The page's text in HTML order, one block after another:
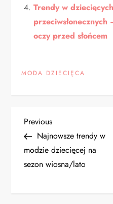
Trendy w
oczy przed słońcem
MODA DZIECIĘCA
N
a
w
Previous
Post
Previous
Najnowsze trendy w
modzie dziecięcej na
sezon wiosna/lato